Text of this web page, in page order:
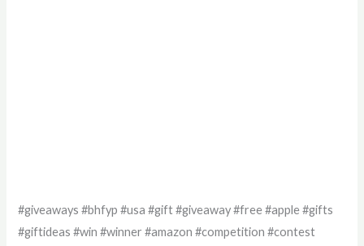
#giveaways #bhfyp #usa #gift #giveaway #free #apple #gifts
#giftideas #win #winner #amazon #competition #contest